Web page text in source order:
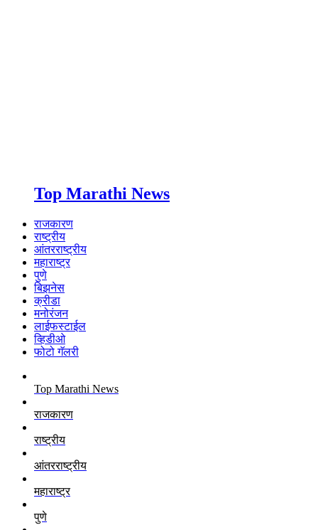
Top Marathi News
राजकारण
राष्ट्रीय
आंतरराष्ट्रीय
महाराष्ट्र
पुणे
बिझनेस
क्रीडा
मनोरंजन
लाईफस्टाईल
व्हिडीओ
फोटो गॅलरी
Top Marathi News
राजकारण
राष्ट्रीय
आंतरराष्ट्रीय
महाराष्ट्र
पुणे